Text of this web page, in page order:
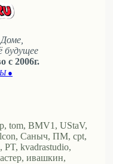
будущее
с 2006г.
●
tom, BMV1, UStaV,
Саныч, ПМ, cpt,
kvadrastudio,
ивашкин,